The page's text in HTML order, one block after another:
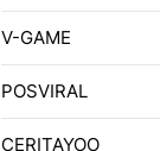
V-GAME
POSVIRAL
CERITAYOO